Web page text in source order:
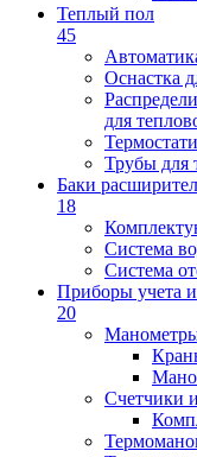
Теплый пол
45
Оснастка
для
Трубы для
Баки
18
Система
Система
Приборы учета
20
Счетчики